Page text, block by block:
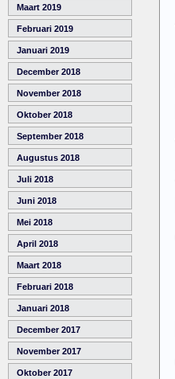
Maart 2019
Februari 2019
Januari 2019
December 2018
November 2018
Oktober 2018
September 2018
Augustus 2018
Juli 2018
Juni 2018
Mei 2018
April 2018
Maart 2018
Februari 2018
Januari 2018
December 2017
November 2017
Oktober 2017